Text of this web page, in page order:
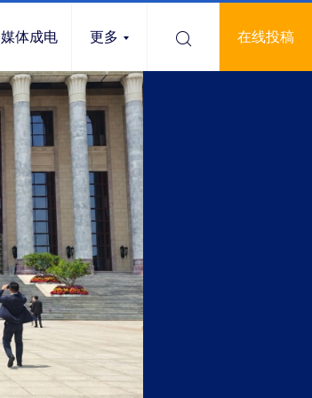
媒体成电 更多 在线投稿